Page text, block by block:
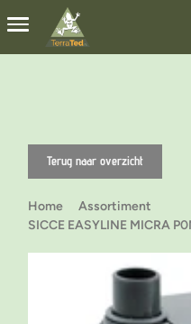
Terug naar overzicht
Home
Assortiment
SICCE EASYLINE MICRA